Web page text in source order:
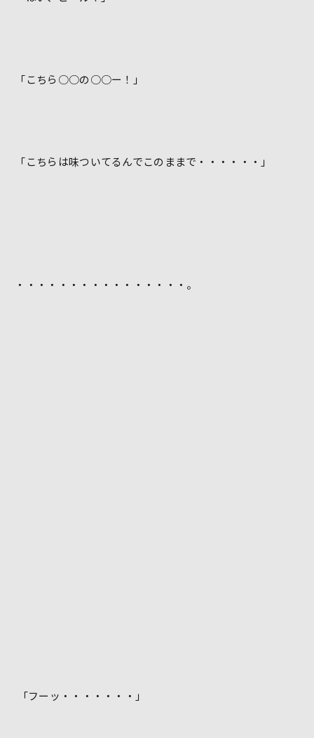
「こちら○○の○○ー！」
「こちらは味ついてるんでこのままで・・・・・・」
・・・・・・・・・・・・・・・・。
「フーッ・・・・・・・」